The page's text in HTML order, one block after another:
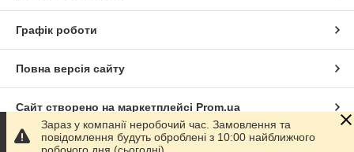
Графік роботи
Повна версія сайту
Сайт створено на маркетплейсі Prom.ua
Політика конфіденційності
Зараз у компанії неробочий час. Замовлення та
повідомлення будуть оброблені з 10:00 найближчого